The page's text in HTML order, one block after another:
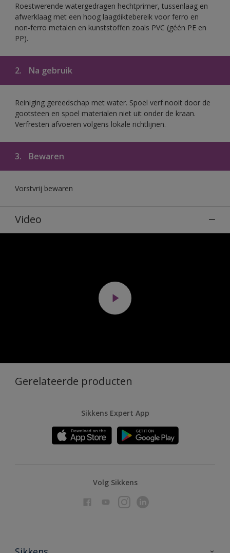
Roestwerende watergedragen hechtprimer, tussenlaag en
afwerklaag met een hoog laagdiktebereik voor ferro en
non-ferro metalen en kunststoffen zoals PVC (géén PE en
PP).
2. Na gebruik
Reiniging gereedschap met water. Spoel verf nooit door de
gootsteen en spoel materialen niet uit onder de kraan.
Verfresten afvoeren volgens lokale richtlijnen.
3. Bewaren
Vorstvrij bewaren
Video
Gerelateerde producten
Sikkens Expert App
Volg Sikkens